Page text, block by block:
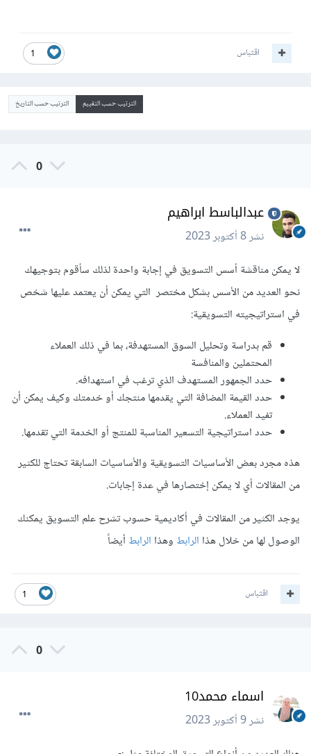
1 اقتباس
الترتيب حسب التقييم الترتيب حسب التاريخ
0
عبدالباسط ابراهيم
نشر8 أكتوبر 2023
لا يمكن مناقشة أسس التسويق في إجابة واحدة لذلك سأقوم بتوجيهك
نحو العديد من الأسس بشكل مختصر التي يمكن أن يعتمد عليها شخص
في استراتيجيته التسويقية:
قم بدراسة وتحليل السوق المستهدفة، بما في ذلك العملاء
المحتملين والمنافسة
حدد الجمهور المستهدف الذي ترغب في استهدافه.
حدد القيمة المضافة التي يقدمها منتجك أو خدمتك وكيف يمكن أن
تفيد العملاء.
حدد استراتيجية التسعير المناسبة للمنتج أو الخدمة التي تقدمها.
هذه مجرد بعض الأساسيات التسويقية والأساسيات السابقة تحتاج للكثير
من المقالات أي لا يمكن إختصارها في عدة إجابات.
يوجد الكثير من المقالات في أكاديمية حسوب تشرح علم التسويق يمكنك
الوصول لها من خلال هذا الرابطوهذا الرابطأيضاً
1 اقتباس
0
اسماء محمد10
نشر9 أكتوبر 2023